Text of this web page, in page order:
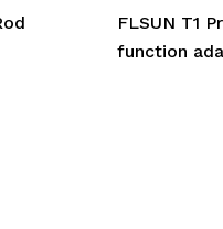
FLSUN T1
function